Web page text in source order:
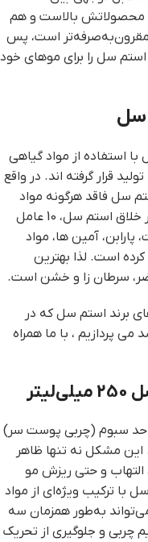
محصولاتش بالاست و هم
است، پس
استم سل را برای موهای خود
سل
از مواد گیاهی
قرار گرفته اند. در واقع
سل فاقد هرگونه مواد
شیمیایی مضر بوده ، طوری که برند بسیار خلاق استم سل، 10 عامل
آمین ها، مواد
است. لذا بهترین
سرطان زا و خشن است.
برند استم سل که در
پردازیم ، با ما همراه
حد سبوم (چربی پوست سر)
مشکل نه تنها ظاهر
التهاب و حتی ریزش مو
ترکیب ویژه‌ای از مواد
به‌طور همزمان سه
چربی و جلوگیری از تحریک